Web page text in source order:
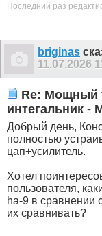
Последний раз
briginas
11.07.2026
Re: Мощный
интегальник -
Добрый день,
полностью
цап+усилитель.
Хотел
пользователя,
ha-9 в сравнении
их сравнивать?